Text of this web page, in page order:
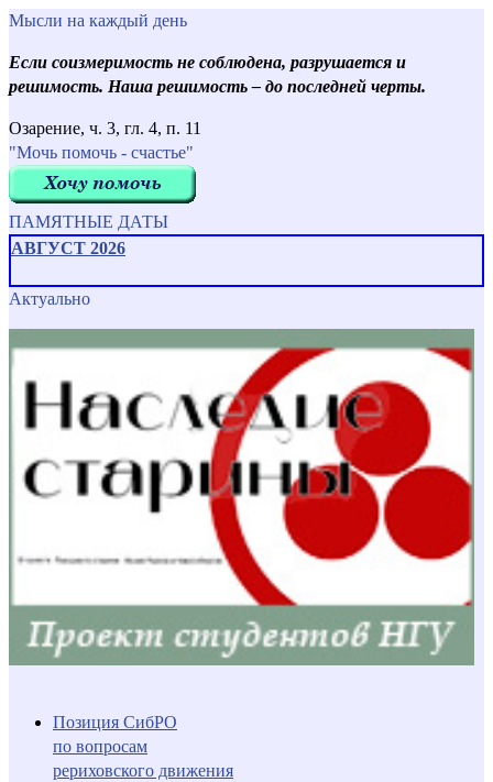
Мысли на каждый день
Если соизмеримость не соблюдена, разрушается и
решимость. Наша решимость – до последней черты.
Озарение, ч. 3, гл. 4, п. 11
"Мочь помочь - счастье"
ПАМЯТНЫЕ ДАТЫ
АВГУСТ 2026
Актуально
Позиция СибРО
по вопросам
рериховского движения